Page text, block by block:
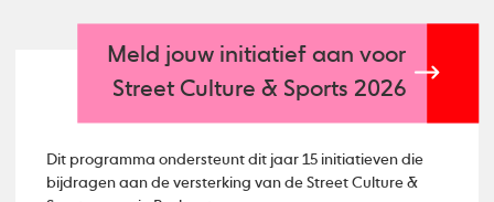
Meld jouw initiatief aan voor
Street Culture & Sports 2026
Dit programma ondersteunt dit jaar 15 initiatieven die
bijdragen aan de versterking van de Street Culture &